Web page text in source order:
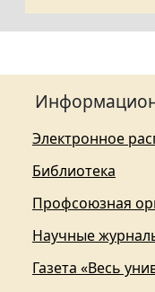
Электронное
Библиотека
Профсоюзная
Научные
Газета «Весь